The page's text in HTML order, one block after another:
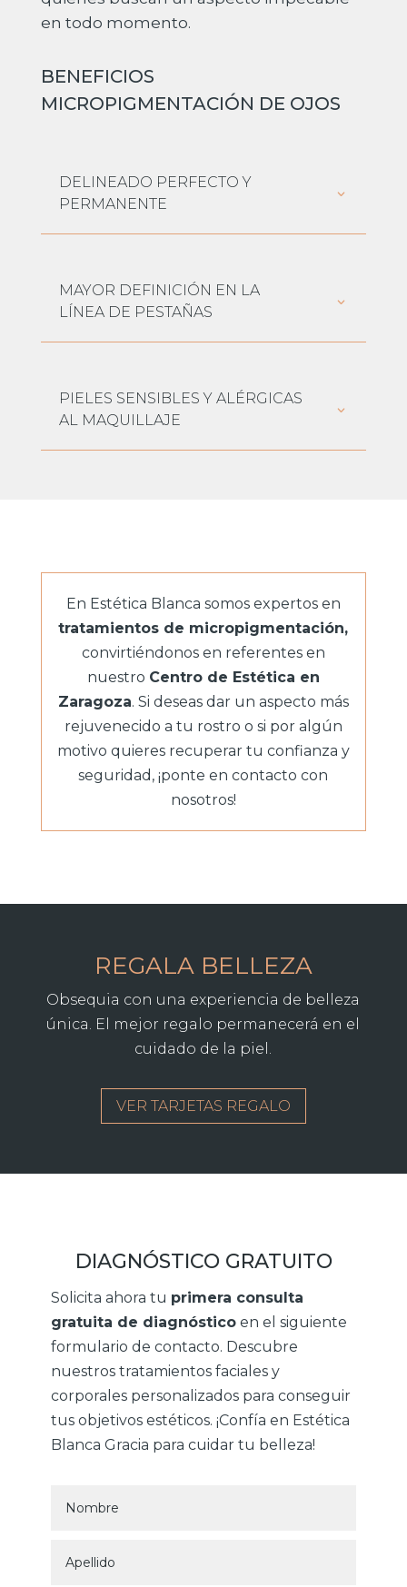
en todo momento.
BENEFICIOS
MICROPIGMENTACIÓN DE OJOS
DELINEADO PERFECTO Y
PERMANENTE
MAYOR DEFINICIÓN EN LA
LÍNEA DE PESTAÑAS
PIELES SENSIBLES Y ALÉRGICAS
AL MAQUILLAJE
En Estética Blanca somos expertos en
tratamientos de micropigmentación,
convirtiéndonos en referentes en
nuestro Centro de Estética en
Zaragoza. Si deseas dar un aspecto más
rejuvenecido a tu rostro o si por algún
motivo quieres recuperar tu confianza y
seguridad, ¡ponte en contacto con
nosotros!
REGALA BELLEZA
Obsequia con una experiencia de belleza
única. El mejor regalo permanecerá en el
cuidado de la piel.
VER TARJETAS REGALO
DIAGNÓSTICO GRATUITO
Solicita ahora tu primera consulta
gratuita de diagnóstico en el siguiente
formulario de contacto. Descubre
nuestros tratamientos faciales y
corporales personalizados para conseguir
tus objetivos estéticos. ¡Confía en Estética
Blanca Gracia para cuidar tu belleza!